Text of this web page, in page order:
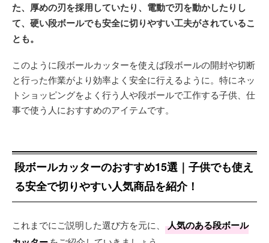
た、厚めの刃を採用していたり、電動で刃を動かしたりし
て、硬い段ボールでも安全に切りやすい工夫がされているこ
とも。
このように段ボールカッターを使えば段ボールの開封や切断
と行った作業がより効率よく安全に行えるように。特にネッ
トショッピングをよく行う人や段ボールで工作する子供、仕
事で使う人におすすめのアイテムです。
段ボールカッターのおすすめ15選｜子供でも使え
る安全で切りやすい人気商品を紹介！
これまでにご説明した選び方を元に、
人気のある段ボール